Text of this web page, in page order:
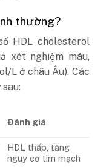
thường?
HDL cholesterol
xét nghiệm máu,
L ở châu Âu). Các
Đánh giá
HDL thấp, tăng
nguy cơ tim mạch